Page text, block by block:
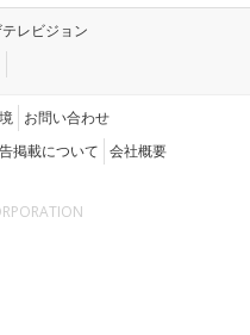
レビジョン
お問い合わせ
掲載について 会社概要